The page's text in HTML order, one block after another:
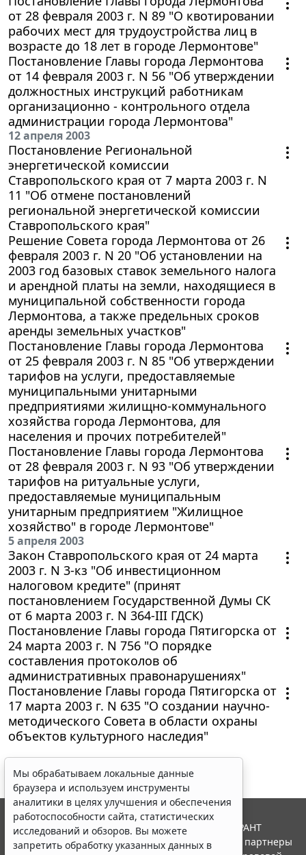
от 28 февраля 2003 г. N 89 "О квотировании
рабочих мест для трудоустройства лиц в
возрасте до 18 лет в городе Лермонтове"
Постановление Главы города Лермонтова
от 14 февраля 2003 г. N 56 "Об утверждении
должностных инструкций работникам
организационно - контрольного отдела
администрации города Лермонтова"
12 апреля 2003
Постановление Региональной
энергетической комиссии
Ставропольского края от 7 марта 2003 г. N
11 "Об отмене постановлений
региональной энергетической комиссии
Ставропольского края"
Решение Совета города Лермонтова от 26
февраля 2003 г. N 20 "Об установлении на
2003 год базовых ставок земельного налога
и арендной платы на земли, находящиеся в
муниципальной собственности города
Лермонтова, а также предельных сроков
аренды земельных участков"
Постановление Главы города Лермонтова
от 25 февраля 2003 г. N 85 "Об утверждении
тарифов на услуги, предоставляемые
муниципальными унитарными
предприятиями жилищно-коммунального
хозяйства города Лермонтова, для
населения и прочих потребителей"
Постановление Главы города Лермонтова
от 28 февраля 2003 г. N 93 "Об утверждении
тарифов на ритуальные услуги,
предоставляемые муниципальным
унитарным предприятием "Жилищное
хозяйство" в городе Лермонтове"
5 апреля 2003
Закон Ставропольского края от 24 марта
2003 г. N 3-кз "Об инвестиционном
налоговом кредите" (принят
постановлением Государственной Думы СК
от 6 марта 2003 г. N 364-III ГДСК)
Постановление Главы города Пятигорска от
24 марта 2003 г. N 756 "О порядке
составления протоколов об
административных правонарушениях"
Постановление Главы города Пятигорска от
17 марта 2003 г. N 635 "О создании научно-
методического Совета в области охраны
объектов культурного наследия"
Мы обрабатываем локальные данные
браузера и используем инструменты
аналитики в целях улучшения и обеспечения
работоспособности сайта, статистических
исследований и обзоров. Вы можете
запретить обработку указанных данных в
© ООО "НПП "ГАРАНТ-СЕРВИС", 2026. Система ГАРАНТ
выпускается с 1990 года. Компания "Гарант" и ее партнеры